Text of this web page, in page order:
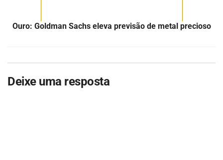
Ouro: Goldman Sachs eleva previsão de metal precioso
Deixe uma resposta